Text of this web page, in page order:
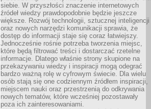
siebie. W przyszłości znaczenie internetowych
źródeł wiedzy prawdopodobnie będzie jeszcze
większe. Rozwój technologii, sztucznej inteligencji
oraz nowych narzędzi komunikacji sprawia, że
dostęp do informacji staje się coraz łatwiejszy.
Jednocześnie rośnie potrzeba tworzenia miejsc,
które będą filtrować treści i dostarczać rzetelne
informacje. Dlatego właśnie strony skupione na
przekazywaniu wiedzy i inspiracji mogą odegrać
bardzo ważną rolę w cyfrowym świecie. Dla wielu
osób stają się one codziennym źródłem inspiracji,
miejscem nauki oraz przestrzenią do odkrywania
nowych tematów, które wcześniej pozostawały
poza ich zainteresowaniami.